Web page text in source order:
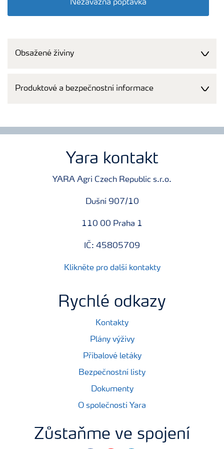
Nezávazná poptávka
Obsažené živiny
Produktové a bezpečnostní informace
Yara kontakt
YARA Agri Czech Republic s.r.o.
Dušní 907/10
110 00 Praha 1
IČ: 45805709
Klikněte pro další kontakty
Rychlé odkazy
Kontakty
Plány výživy
Příbalové letáky
Bezpečnostní listy
Dokumenty
O společnosti Yara
Zůstaňme ve spojení